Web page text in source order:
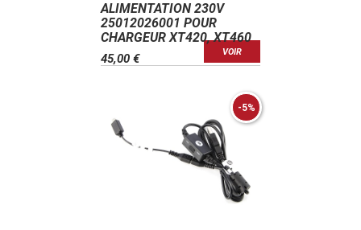
ALIMENTATION 230V
25012026001 POUR
CHARGEUR XT420, XT460
45,00 € VOIR
-5%